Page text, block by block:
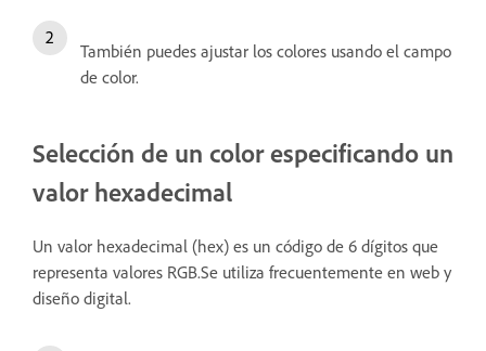
También puedes ajustar los colores usando el campo
de color.
Selección de un color especificando un
valor hexadecimal
Un valor hexadecimal (hex) es un código de 6 dígitos que
representa valores RGB.Se utiliza frecuentemente en web y
diseño digital.